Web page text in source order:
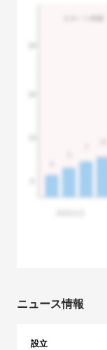
ニュース情報
設立